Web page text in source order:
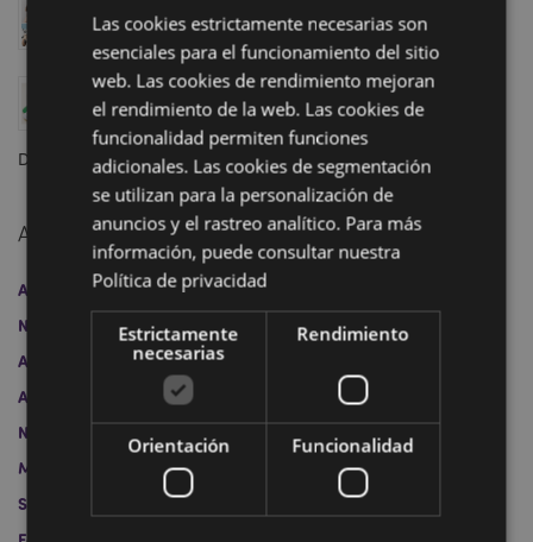
los Premios Regalo del Año 2025
Marzo 12, 2025
El cine y la televisión marcan las tendencias en
artículos de regalo: personajes icónicos, historias
intemporales y los productos más de moda en stock
Diciembre 20, 2024
Archivo
Abril 2026 Abril 2025 Marzo 2025
Noviembre 2024
Octubre 2024
Septiembre 2024
Agosto 2024
Julio 2024
Abril 2024
Mayo 2023
Marzo 2023
Noviembre 2022
Octubre 2022 Julio 2022
Junio 2022
Marzo 2022
Febrero 2022
Noviembre 2021
Septiembre 2021
Julio 2021
Marzo 2021
Las cookies estrictamente necesarias son
esenciales para el funcionamiento del sitio
web. Las cookies de rendimiento mejoran
el rendimiento de la web. Las cookies de
funcionalidad permiten funciones
adicionales. Las cookies de segmentación
se utilizan para la personalización de
anuncios y el rastreo analítico. Para más
información, puede consultar nuestra
Política de privacidad
Estrictamente
necesarias
Rendimiento
Orientación Funcionalidad